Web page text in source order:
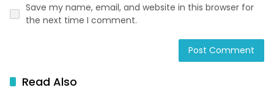
Save my name, email, and website in this browser for
the next time I comment.
Read Also